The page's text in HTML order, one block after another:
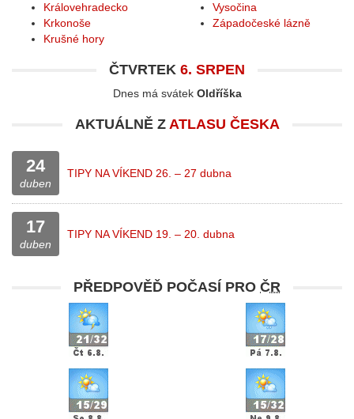
Královehradecko
Krkonoše
Krušné hory
Vysočina
Západočeské lázně
ČTVRTEK 6. SRPEN
Dnes má svátek Oldříška
AKTUÁLNĚ Z ATLASU ČESKA
24
duben
TIPY NA VÍKEND 26. – 27 dubna
17
duben
TIPY NA VÍKEND 19. – 20. dubna
PŘEDPOVĚĎ POČASÍ PRO ČR